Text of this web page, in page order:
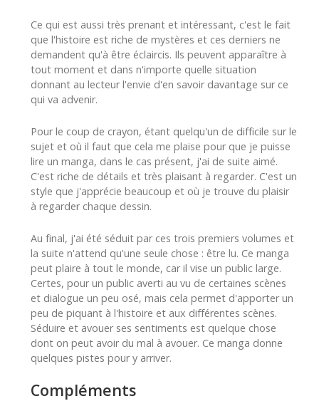
Ce qui est aussi très prenant et intéressant, c'est le fait
que l'histoire est riche de mystères et ces derniers ne
demandent qu'à être éclaircis. Ils peuvent apparaître à
tout moment et dans n'importe quelle situation
donnant au lecteur l'envie d'en savoir davantage sur ce
qui va advenir.
Pour le coup de crayon, étant quelqu'un de difficile sur le
sujet et où il faut que cela me plaise pour que je puisse
lire un manga, dans le cas présent, j'ai de suite aimé.
C'est riche de détails et très plaisant à regarder. C'est un
style que j'apprécie beaucoup et où je trouve du plaisir
à regarder chaque dessin.
Au final, j'ai été séduit par ces trois premiers volumes et
la suite n'attend qu'une seule chose : être lu. Ce manga
peut plaire à tout le monde, car il vise un public large.
Certes, pour un public averti au vu de certaines scènes
et dialogue un peu osé, mais cela permet d'apporter un
peu de piquant à l'histoire et aux différentes scènes.
Séduire et avouer ses sentiments est quelque chose
dont on peut avoir du mal à avouer. Ce manga donne
quelques pistes pour y arriver.
Compléments